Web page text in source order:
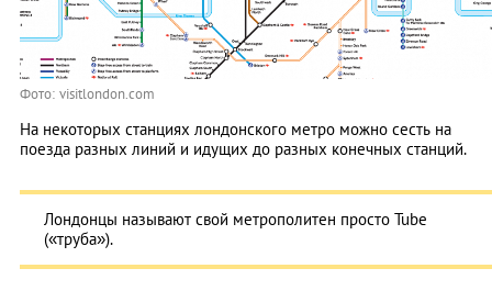
Фото: visitlondon.com
На некоторых станциях лондонского метро можно сесть на
поезда разных линий и идущих до разных конечных станций.
Лондонцы называют свой метрополитен просто Tube
(«труба»).